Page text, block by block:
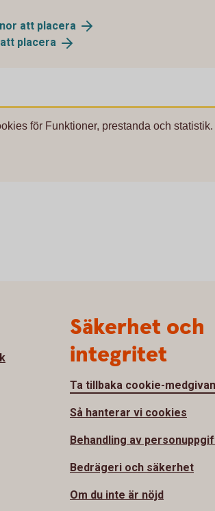
att placera
placera
för Funktioner, prestanda och statistik.
Säkerhet och
integritet
Ta tillbaka cookie-
Så hanterar vi cookies
Behandling av
Bedrägeri och säkerhet
Om du inte är nöjd